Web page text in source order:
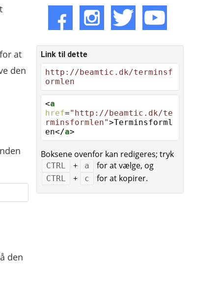
at
den
den
Link til dette
http://beamtic.dk/terminsf
ormlen
<a
href="http://beamtic.dk/te
rminsformlen">Terminsforml
en</a>
Boksene ovenfor kan redigeres; tryk
CTRL + a for at vælge, og
CTRL + c for at kopirer.